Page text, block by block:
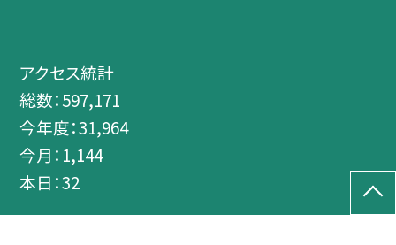
アクセス統計
総数：597,171
今年度：31,964
今月： 1,144
本日：32